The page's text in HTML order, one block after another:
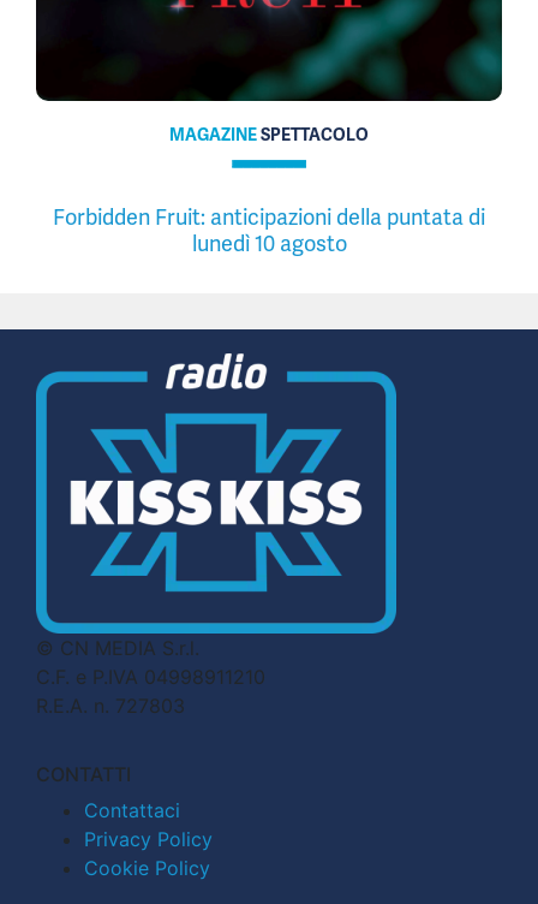
MAGAZINESPETTACOLO
Forbidden Fruit: anticipazioni della puntata di
lunedì 10 agosto
© CN MEDIA S.r.l.
C.F. e P.IVA 04998911210
R.E.A. n. 727803
CONTATTI
Contattaci
Privacy Policy
Cookie Policy